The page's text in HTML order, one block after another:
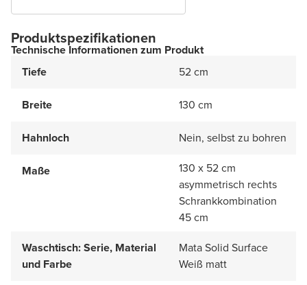
Produktspezifikationen
Technische Informationen zum Produkt
Tiefe
52 cm
Breite 130 cm
Hahnloch Nein, selbst zu bohren
Maße
130 x 52 cm
asymmetrisch rechts
Schrankkombination
45 cm
Waschtisch: Serie, Material
und Farbe
Mata Solid Surface
Weiß matt